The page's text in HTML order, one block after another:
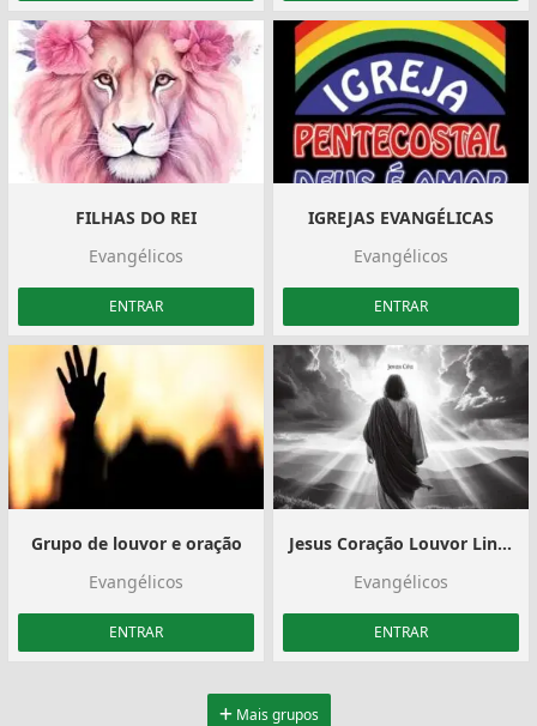
FILHAS DO REI
Evangélicos
ENTRAR
IGREJAS EVANGÉLICAS
Evangélicos
ENTRAR
Grupo de louvor e oração
Evangélicos
ENTRAR
Jesus Coração Louvor Links
Evangélicos
ENTRAR
Mais grupos